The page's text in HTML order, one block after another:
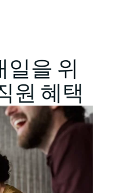
일을 위
원 혜택